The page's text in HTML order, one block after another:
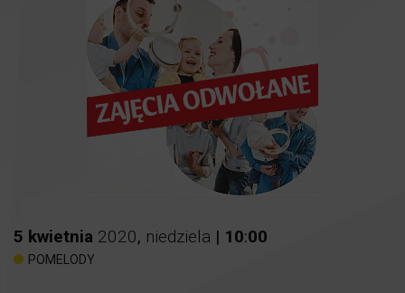
5 kwietnia 2020, niedziela | 10:00
POMELODY